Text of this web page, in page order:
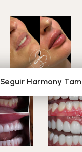
Seguir Harmony